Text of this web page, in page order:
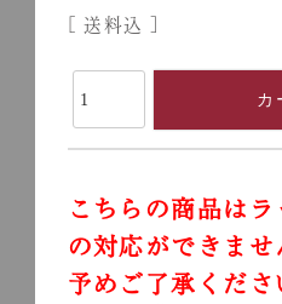
送料込
カ
こちらの商品は
の対応ができませ
予めご了承くださ